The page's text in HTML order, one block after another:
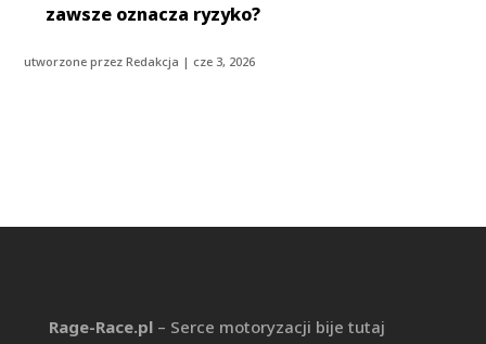
zawsze oznacza ryzyko?
utworzone przezRedakcja | cze 3, 2026
Rage-Race.pl– Serce motoryzacji bije tutaj